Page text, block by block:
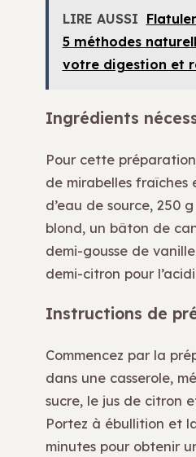
LIRE AUSSI
5 méthodes
votre digestion et
Ingrédients
Pour cette
de mirabelles fraîches
d’eau de source, 250
blond, un bâton de
demi-gousse de
demi-citron pour
Instructions de
Commencez par la
dans une casserole,
sucre, le jus de citron
Portez à ébullition et
minutes pour obtenir